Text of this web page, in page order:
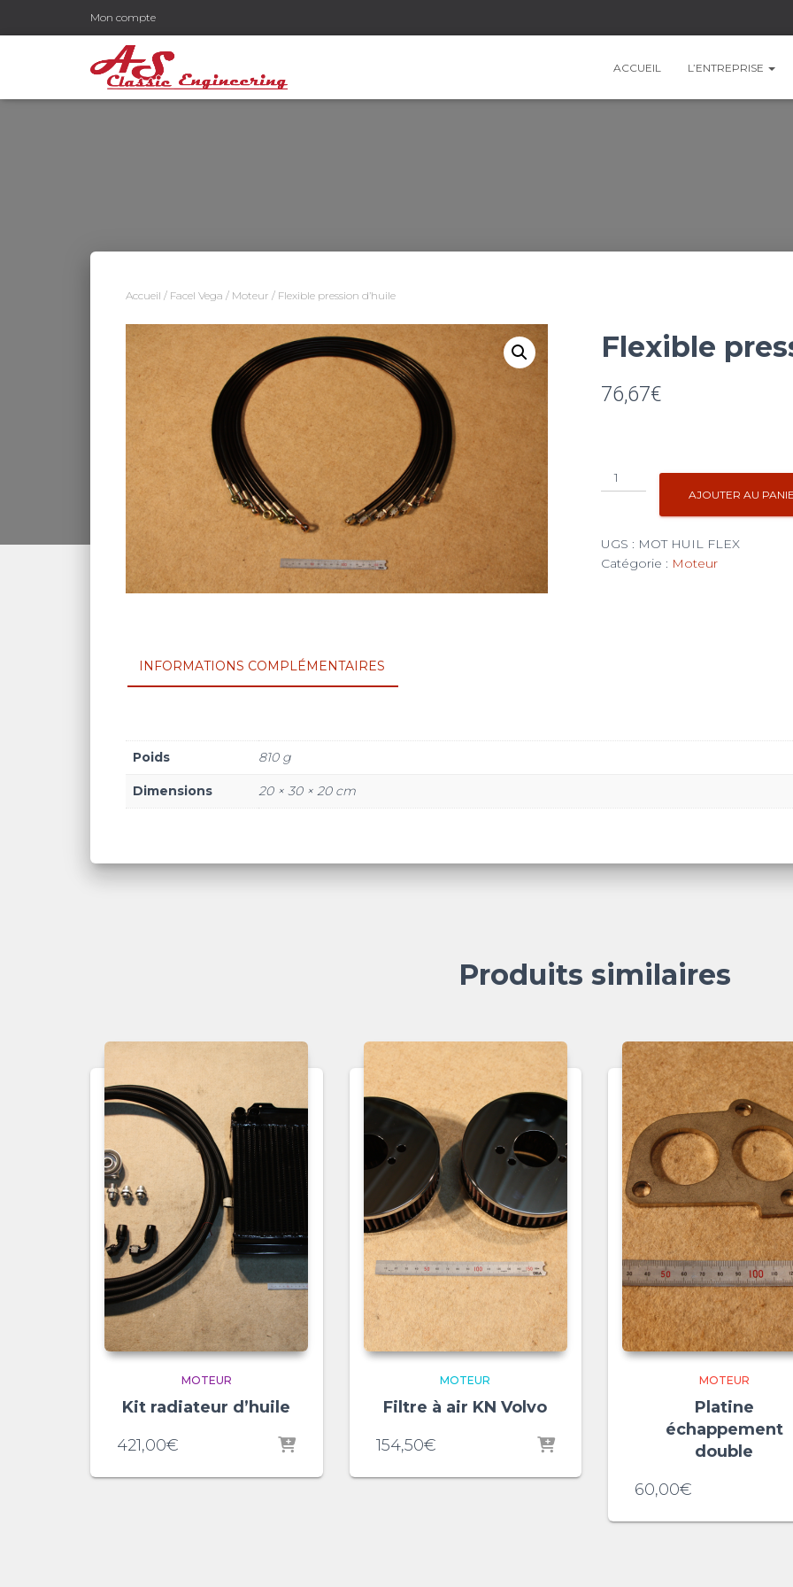
Mon compte
ACCUEIL L’ENTREPRISE
Accueil / Facel Vega / Moteur / Flexible pression d’huile
Flexible
76,67€
quantité
de
d’huile
AJOUTER AU
UGS : MOT HUIL FLEX
Catégorie : Moteur
INFORMATIONS COMPLÉMENTAIRES
Poids 810 g
Dimensions 20 × 30 × 20 cm
Produits similaires
MOTEUR
Kit radiateur d’huile
421,00€
MOTEUR
Filtre à air KN Volvo
154,50€
MOTEUR
Platine
échappement
double
60,00€